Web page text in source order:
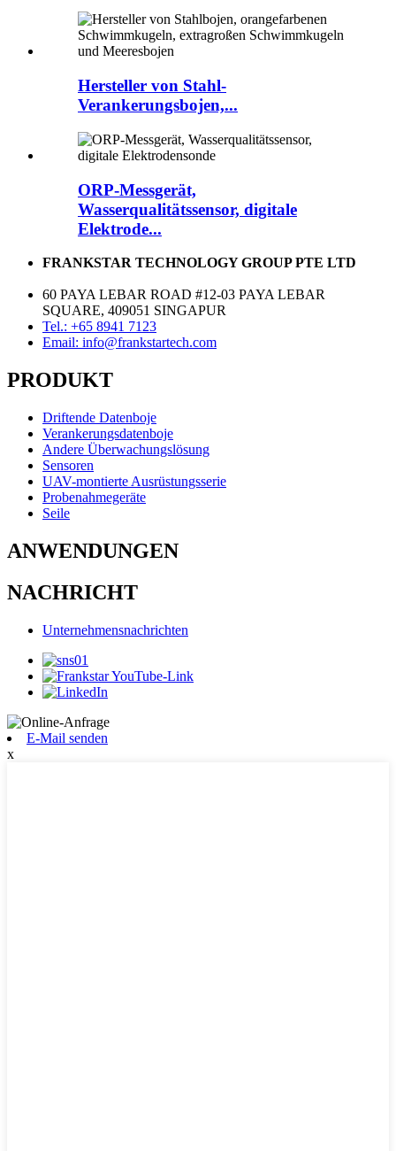
Hersteller von Stahl-
Verankerungsbojen,...
ORP-Messgerät,
Wasserqualitätssensor, digitale
Elektrode...
FRANKSTAR TECHNOLOGY GROUP PTE LTD
60 PAYA LEBAR ROAD #12-03 PAYA LEBAR
SQUARE, 409051 SINGAPUR
Tel.: +65 8941 7123
Email: info@frankstartech.com
PRODUKT
Driftende Datenboje
Verankerungsdatenboje
Andere Überwachungslösung
Sensoren
UAV-montierte Ausrüstungsserie
Probenahmegeräte
Seile
ANWENDUNGEN
NACHRICHT
Unternehmensnachrichten
E-Mail senden
x